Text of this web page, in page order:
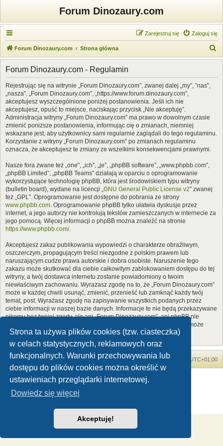
Strona ta używa plików cookies (tzw. ciasteczka)
w celach statystycznych, reklamowych oraz
funkcjonalnych. Warunki przechowywania lub
dostępu do plików cookies można określić w
ustawieniach przeglądarki internetowej.
Dowiedz się więcej
Akceptuję!
Forum Dinozaury.com
Zaloguj się
Zarejestruj się
Forum Dinozaury.com Strona główna
z
Forum Dinozaury.com - Regulamin
Rejestrując się na witrynie „Forum Dinozaury.com”, zwanej dalej „my”, ”nas”,
„nasza”, „Forum Dinozaury.com”, „https://www.forum.dinozaury.com”,
akceptujesz wyszczególnione poniżej postanowienia. Jeśli ich nie
akceptujesz, opuść to miejsce, naciskając przycisk „Nie akceptuję”.
Administracja witryny „Forum Dinozaury.com” ma prawo w dowolnym czasie
zmienić poniższe postanowienia, informując cię o zmianach, niemniej
wskazane jest, aby użytkownicy sami regularnie zaglądali do tego regulaminu.
Korzystanie z witryny „Forum Dinozaury.com” po zmianach regulaminu
oznacza, że akceptujesz te zmiany ze wszelkimi konsekwencjami prawnymi.
Nasze fora zwane też „one”, „ich”, „je”, „phpBB software”, „www.phpbb.com”,
„phpBB Limited”, „phpBB Teams” działają w oparciu o oprogramowanie
wykorzystujące technologię phpBB, która jest środowiskiem typu witryny
(bulletin board), wydane na licencji „GNU General Public License v2” zwanej
też „GPL”. Oprogramowanie jest dostępne do pobrania ze strony
www.phpbb.com. Oprogramowanie phpBB tylko ułatwia dyskusje przez
internet, a jego autorzy nie kontrolują tekstów zamieszczanych w internecie za
jego pomocą. Więcej informacji o phpBB można znaleźć na stronie
https://www.phpbb.com/.
Akceptujesz zakaz publikowania wypowiedzi o charakterze obraźliwym,
oszczerczym, propagującym treści niezgodne z polskim prawem lub
naruszającym cudze prawa autorskie i dobra osobiste. Naruszenie tego
zakazu może skutkować dla ciebie całkowitym zablokowaniem dostępu do tej
witryny, a twój dostawca internetu zostanie powiadomiony o twoim
niewłaściwym zachowaniu. Wyrażasz zgodę na to, że „Forum Dinozaury.com”
może w każdej chwili usunąć, zmienić, przenieść lub zamknąć każdy twój
temat, post. Wyrażasz zgodę na zapisywanie wszystkich podanych przez
ciebie informacji w naszej bazie danych. Informacje te nie będą przekazywane
nikomu bez twojej zgody, ale ani „Forum Dinozaury.com”, ani phpBB nie
ponosi odpowiedzialności za włamania do witryny, podczas których może
dojść do kradzieży danych.
Forum Dinozaury.com Strona główna Strefa czasowa UTC+01:00
Dinozaury.com© 2006-2020
Polski pakiet językowy dostarcza